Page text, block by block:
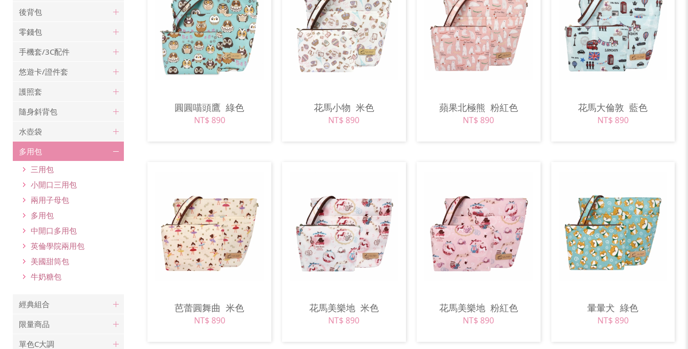
後背包
零錢包
手機套/3C配件
悠遊卡/證件套
護照套
隨身斜背包
水壺袋
多用包
三用包
小開口三用包
兩用子母包
多用包
中開口多用包
英倫學院兩用包
美國甜筒包
牛奶糖包
經典組合
限量商品
單色C大調
圓圓喵頭鷹綠色
NT$ 890
花馬小物 米色
NT$ 890
蘋果北極熊 粉紅色
NT$ 890
花馬大倫敦藍色
NT$ 890
芭蕾圓舞曲米色
NT$ 890
花馬美樂地 米色
NT$ 890
花馬美樂地 粉紅色
NT$ 890
暈暈犬綠色
NT$ 890